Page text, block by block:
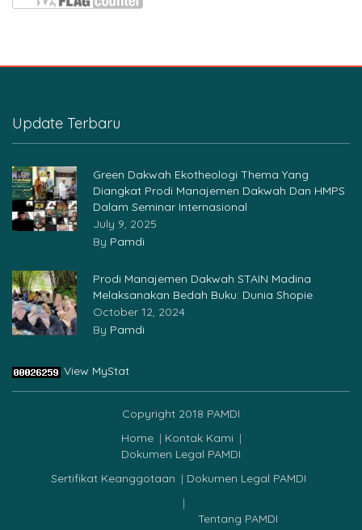
Update Terbaru
Green Dakwah Ekotheologi Thema Yang
Diangkat Prodi Manajemen Dakwah Dan HMPS
Dalam Seminar Internasional
July 9, 2025
By Pamdi
Prodi Manajemen Dakwah STAIN Madina
Melaksanakan Bedah Buku: Dunia Shopie
October 12, 2024
By Pamdi
View MyStat
Copyright 2018 PAMDI
Home
Kontak Kami
Dokumen Legal PAMDI
Sertifikat Keanggotaan
Dokumen Legal PAMDI
Tentang PAMDI